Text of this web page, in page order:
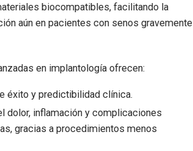
biocompatibles, facilitando la
aún en pacientes con senos gravemente
en implantología ofrecen:
éxito y predictibilidad clínica.
dolor, inflamación y complicaciones
gracias a procedimientos menos